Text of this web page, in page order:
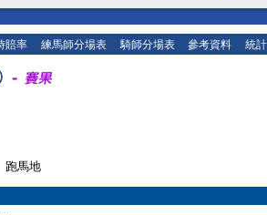
賠率 練馬師分場表 騎師分場表 參考資料 統
跑馬地